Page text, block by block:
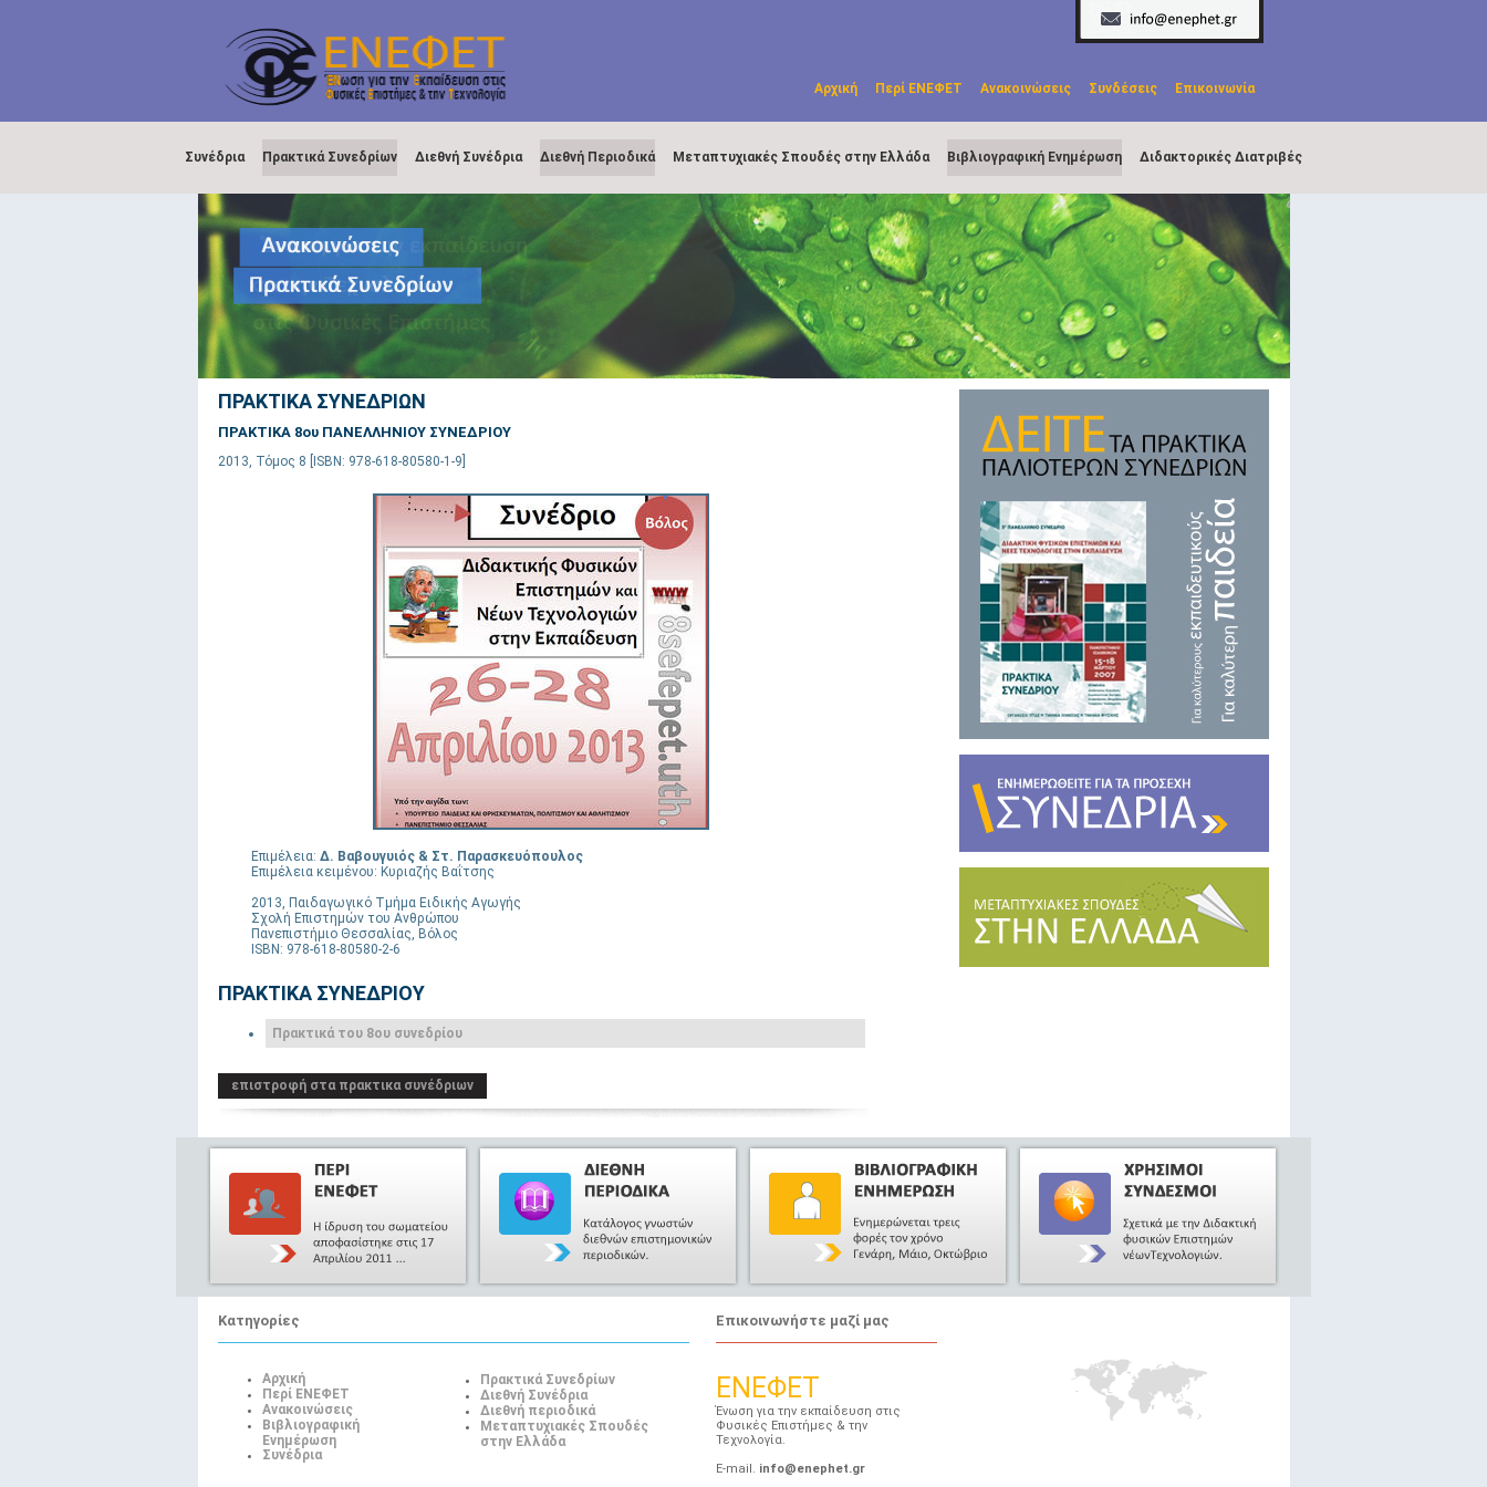
Αρχική Περί ΕΝΕΦΕΤ Ανακοινώσεις Συνδέσεις Επικοινωνία
Συνέδρια Πρακτικά Συνεδρίων Διεθνή Συνέδρια Διεθνή Περιοδικά Μεταπτυχιακές Σπουδές στην Ελλάδα Βιβλιογραφική Ενημέρωση Διδακτορικές Διατριβές
ΠΡΑΚΤΙΚΑ ΣΥΝΕΔΡΙΩΝ
ΠΡΑΚΤΙΚΑ 8ου ΠΑΝΕΛΛΗΝΙΟΥ ΣΥΝΕΔΡΙΟΥ
2013, Τόμος 8 [ISBN: 978-618-80580-1-9]
Επιμέλεια: Δ. Βαβουγυιός & Στ. Παρασκευόπουλος
Επιμέλεια κειμένου: Κυριαζής Βαΐτσης
2013, Παιδαγωγικό Τμήμα Ειδικής Αγωγής
Σχολή Επιστημών του Ανθρώπου
Πανεπιστήμιο Θεσσαλίας, Βόλος
ISBN: 978-618-80580-2-6
ΠΡΑΚΤΙΚΑ ΣΥΝΕΔΡΙΟΥ
Πρακτικά του 8ου συνεδρίου
επιστροφή στα πρακτικα συνέδριων
Κατηγορίες Επικοινωνήστε μαζί μας
Αρχική
Περί ΕΝΕΦΕΤ
Ανακοινώσεις
Βιβλιογραφική
Ενημέρωση
Συνέδρια
Πρακτικά Συνεδρίων
Διεθνή Συνέδρια
Διεθνή περιοδικά
Μεταπτυχιακές Σπουδές
στην Ελλάδα
ENEΦΕΤ
Ένωση για την εκπαίδευση στις
Φυσικές Επιστήμες & την
Τεχνολογία.
E-mail. info@enephet.gr